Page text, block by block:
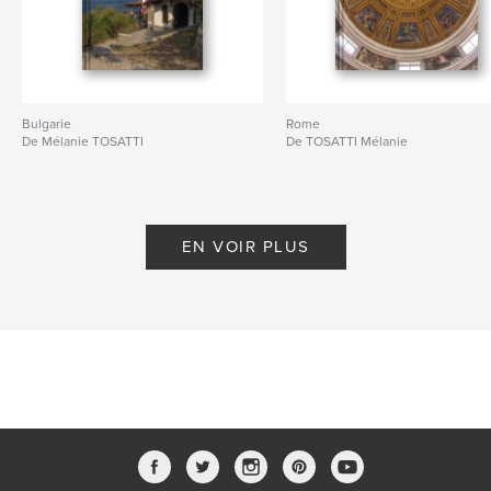
Bulgarie
De Mélanie TOSATTI
Rome
De TOSATTI Mélanie
EN VOIR PLUS